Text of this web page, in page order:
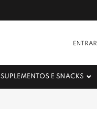
ENTRAR
SUPLEMENTOS E SNACKS